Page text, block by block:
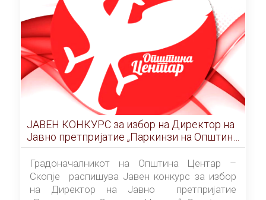
понудувач.
ЈАВЕН КОНКУРС за избор на Директор на
Јавно претпријатие „Паркинзи на Општина
Центар“ – Скопје
Градоначалникот на Општина Центар –
Скопје распишува Јавен конкурс за избор
на Директор на Јавно претпријатие